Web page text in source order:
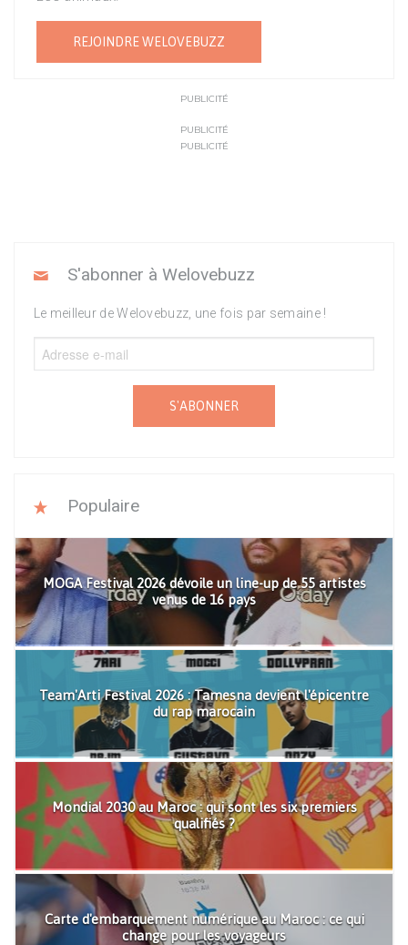
REJOINDRE WELOVEBUZZ
PUBLICITÉ
PUBLICITÉ
PUBLICITÉ
S'abonner à Welovebuzz
Le meilleur de Welovebuzz, une fois par semaine !
S'ABONNER
Populaire
MOGA Festival 2026 dévoile un line-up de 55 artistes
venus de 16 pays
Team'Arti Festival 2026 : Tamesna devient l'épicentre
du rap marocain
Mondial 2030 au Maroc : qui sont les six premiers
qualifiés ?
Carte d'embarquement numérique au Maroc : ce qui
change pour les voyageurs